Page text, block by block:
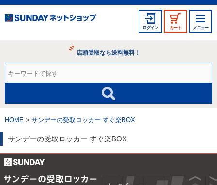
ログイン カート メニュー
店頭受取なら送料無料！
HOME サンデーの受取ロッカー すぐ楽BOX
サンデーの受取ロッカー すぐ楽BOX